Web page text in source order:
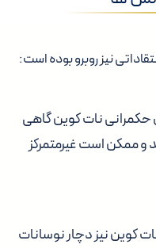
نیز روبرو بوده است:
حکمرانی نات کوین گاهی
و ممکن است غیرمتمرکز
کوین نیز دچار نوسانات